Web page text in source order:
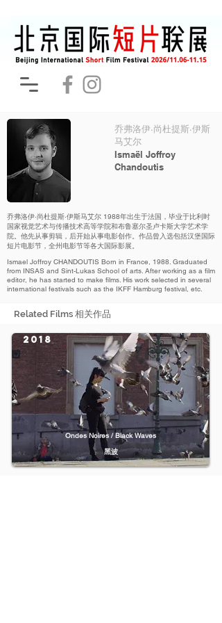
乔弗洛伊·尚杜提斯·伊斯
马艾尔
Ismaël Joffroy
Chandoutis
乔弗洛伊·尚杜提斯·伊斯马艾尔 1988年出生于法国，毕业于比利时
国家视觉艺术与传播技术高等学院和布鲁塞尔圣卢卡斯大学艺术学
院。他先从事剪辑，后开始从事电影创作。作品曾入选包括汉堡国际
短片电影节，全州电影节等各大国际影展。
Ismael Joffroy CHANDOUTIS Born in France, 1988. Graduated
from INSAS and Sint-Lukas School of arts. After working as a film
editor, he has started to make films. His work selected in several
international festivals such as the IKFF Hamburg festival, etc.
Related Films 相关作品
Ondes Noires / Black Waves
黑波
2018